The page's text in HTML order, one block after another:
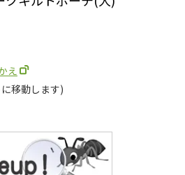
え
移動します)